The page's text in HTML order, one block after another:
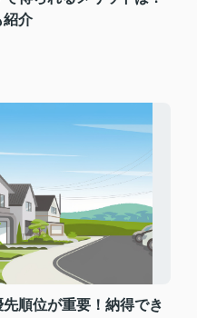
紹介
順位が重要！納得でき